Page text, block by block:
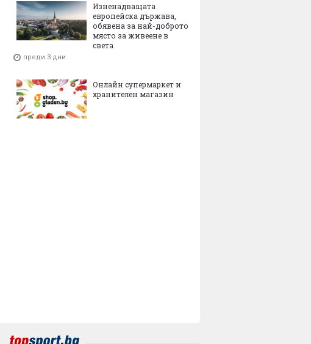
Изненадващата
европейска държава,
обявена за най-доброто
място за живеене в
света
преди 3 дни
Онлайн супермаркет и
хранителен магазин